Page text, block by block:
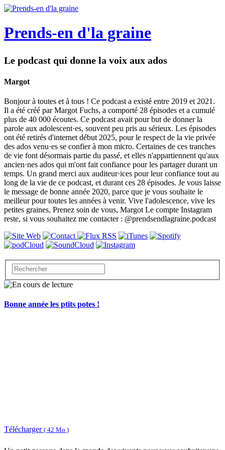
Prends-en d'la graine
Le podcast qui donne la voix aux ados
Margot
Bonjour à toutes et à tous ! Ce podcast a existé entre 2019 et 2021.
Il a été créé par Margot Fuchs, a comporté 28 épisodes et a cumulé
plus de 40 000 écoutes. Ce podcast avait pour but de donner la
parole aux adolescent·es, souvent peu pris au sérieux. Les épisodes
ont été retirés d'internet début 2025, pour le respect de la vie privée
des ados venu·es se confier à mon micro. Certaines de ces tranches
de vie font désormais partie du passé, et elles n'appartiennent qu'aux
ancien·nes ados qui m'ont fait confiance pour les partager durant un
temps. Un grand merci aux auditeur·ices pour leur confiance tout au
long de la vie de ce podcast, et durant ces 28 épisodes. Je vous laisse
le message de bonne année 2020, parce que je vous souhaite le
meilleur pour toutes les années à venir. Vive l'adolescence, vive les
petites graines, Prenez soin de vous, Margot Le compte Instagram
reste, si vous souhaitez me contacter : @prendsendlagraine.podcast
Bonne année les ptits potes !
Télécharger ( 42 Mo )